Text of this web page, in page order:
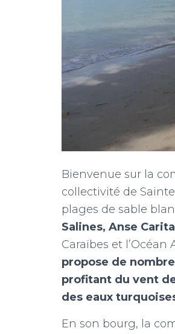
Bienvenue sur la
collectivité de
plages de sable
Salines, Anse
Caraïbes et
propose de
profitant du vent
des eaux
En son bourg, la